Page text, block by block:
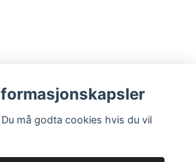
må godta cookies hvis du vil